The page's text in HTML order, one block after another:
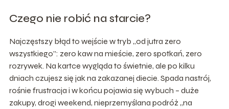
Czego nie robić na starcie?
Najczęstszy błąd to wejście w tryb „od jutra zero
wszystkiego”: zero kaw na mieście, zero spotkań, zero
rozrywek. Na kartce wygląda to świetnie, ale po kilku
dniach czujesz się jak na zakazanej diecie. Spada nastrój,
rośnie frustracja i w końcu pojawia się wybuch – duże
zakupy, drogi weekend, nieprzemyślana podróż „na